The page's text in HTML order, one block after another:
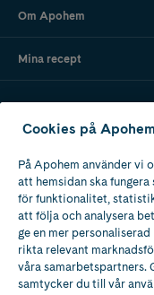
Om Apohem
Mina recept
Ladda ner vår app
Apotek med tillstånd
av Läkemedelsverket
Cookies på Apohem
På Apohem använder vi
att hemsidan ska
för funktionalitet,
att följa och analysera
ge en mer
rikta relevant
våra samarbetspartners.
samtycker du till vår